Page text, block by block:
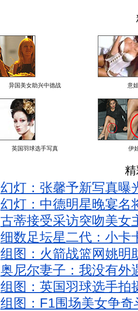
异国美女助兴中德战 意
英国羽球选手写真 伊
幻灯：张馨予新写真曝
幻灯：中德明星晚宴名
古蒂接受采访突吻美女
细数足坛星二代：小卡
组图：火箭战篮网姚明
奥尼尔妻子：我没有外
组图：英国羽球选手拍
组图：F1围场美女争